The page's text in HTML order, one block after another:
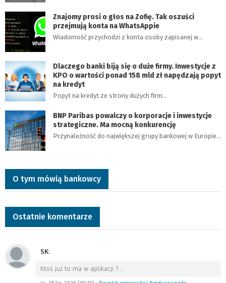
Znajomy prosi o głos na Zofię. Tak oszuści
przejmują konta na WhatsAppie
Wiadomość przychodzi z konta osoby zapisanej w…
Dlaczego banki biją się o duże firmy. Inwestycje z
KPO o wartości ponad 158 mld zł napędzają popyt
na kredyt
Popyt na kredyt ze strony dużych firm…
BNP Paribas powalczy o korporacje i inwestycje
strategiczne. Ma mocną konkurencję
Przynależność do największej grupy bankowej w Europie…
O tym mówią bankowcy
Ostatnie komentarze
SK:
Ktoś już to ma w aplikacji ?